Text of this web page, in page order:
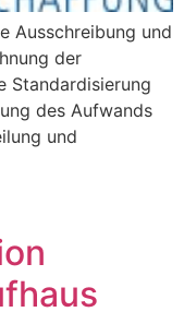
Ausschreibung und
der
Standardisierung
des Aufwands
und